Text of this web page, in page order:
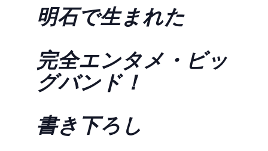
明石で生まれた
完全エンタメ・ビッ
グバンド！
書き下ろし